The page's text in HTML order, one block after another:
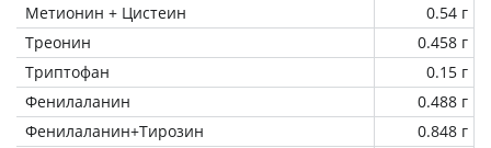
Метионин + Цистеин
0.54 г
Треонин
0.458 г
Триптофан
0.15 г
Фенилаланин
0.488 г
Фенилаланин+Тирозин
0.848 г